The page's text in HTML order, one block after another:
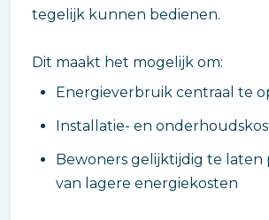
tegelijk kunnen bedienen.
Dit maakt het mogelijk om:
Energieverbruik centraal te
Installatie- en
Bewoners gelijktijdig te
van lagere energiekosten